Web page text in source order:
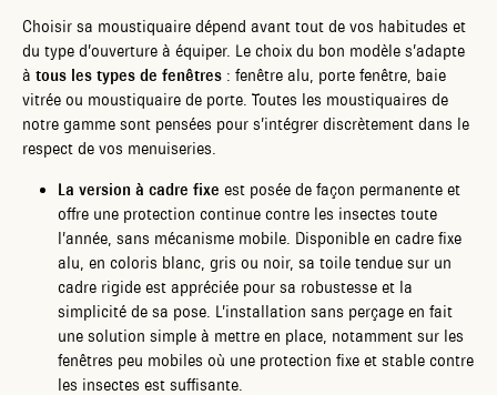
Choisir sa moustiquaire dépend avant tout de vos habitudes et
du type d’ouverture à équiper. Le choix du bon modèle s’adapte
à tous les types de fenêtres : fenêtre alu, porte fenêtre, baie
vitrée ou moustiquaire de porte. Toutes les moustiquaires de
notre gamme sont pensées pour s’intégrer discrètement dans le
respect de vos menuiseries.
La version à cadre fixe est posée de façon permanente et
offre une protection continue contre les insectes toute
l’année, sans mécanisme mobile. Disponible en cadre fixe
alu, en coloris blanc, gris ou noir, sa toile tendue sur un
cadre rigide est appréciée pour sa robustesse et la
simplicité de sa pose. L’installation sans perçage en fait
une solution simple à mettre en place, notamment sur les
fenêtres peu mobiles où une protection fixe et stable contre
les insectes est suffisante.